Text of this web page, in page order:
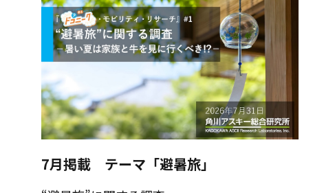
7月掲載 テーマ「避暑旅」